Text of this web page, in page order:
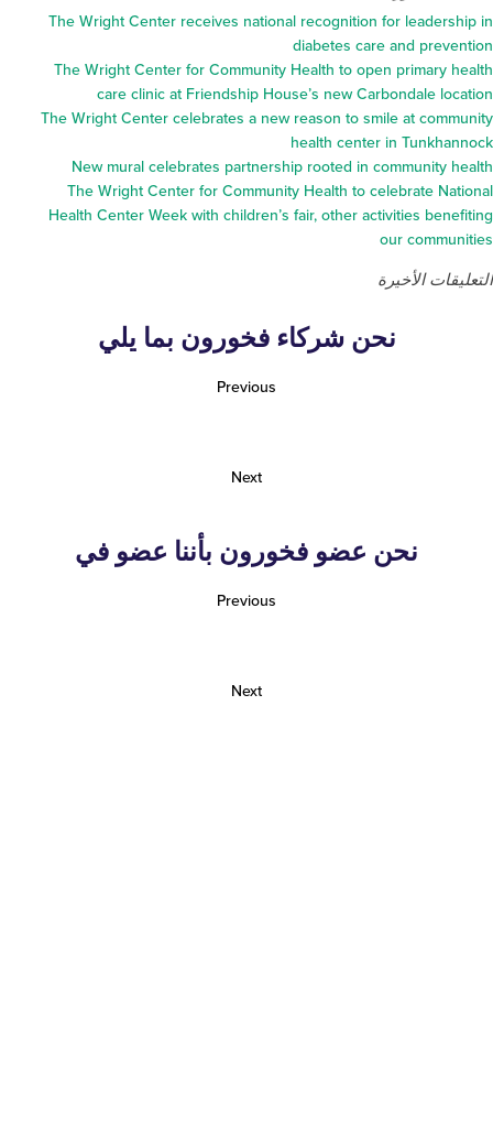
The Wright Center receives national recognition for
diabetes care and
The Wright Center for Community Health to open
care clinic at Friendship House’s new
The Wright Center celebrates a new reason to smile at
health center in
New mural celebrates partnership rooted in
The Wright Center for Community Health to
Health Center Week with children’s fair, other
our
نحن شركاء فخورون بما يلي
نحن عضو فخورون بأننا عضو في